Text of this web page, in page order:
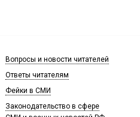
Вопросы и новости читателей
Ответы читателям
Фейки в СМИ
Законодательство в сфере